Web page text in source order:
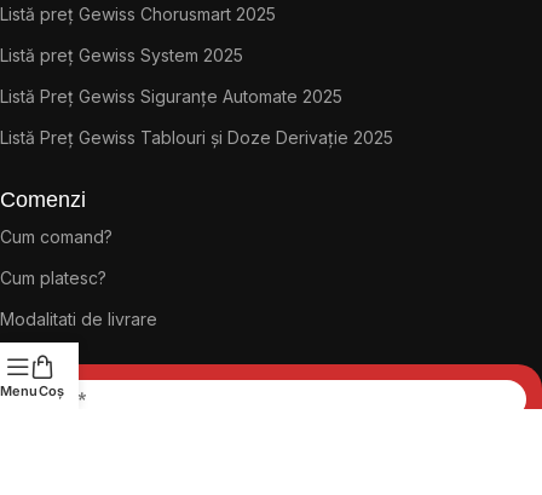
Listă preț Gewiss Chorusmart 2025
Listă preț Gewiss System 2025
Listă Preț Gewiss Siguranțe Automate 2025
Listă Preț Gewiss Tablouri și Doze Derivație 2025
Comenzi
Cum comand?
Cum platesc?
Modalitati de livrare
MenuCoș